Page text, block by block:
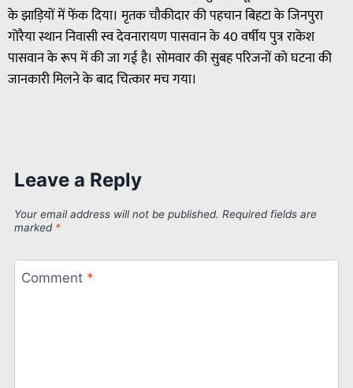
के झाड़ियों में फेंक दिया। मृतक चौकीदार की पहचान बिहटा के जिनपुरा
गोरैया स्थान निवासी स्व देवनारायण पासवान के 40 वर्षीय पुत्र राकेश
पासवान के रूप में की जा गई है। सोमवार की सुबह परिजनों को घटना की
जानकारी मिलने के बाद चित्कार मच गया।
Leave a Reply
Your email address will not be published. Required fields are
marked *
Comment *